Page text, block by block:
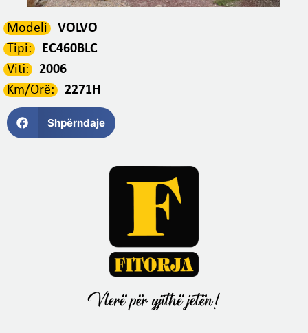
Modeli
VOLVO
Tipi:
EC460BLC
Viti:
2006
Km/Orë:
2271H
Shpërndaje
Vlerë për gjithë jetën!